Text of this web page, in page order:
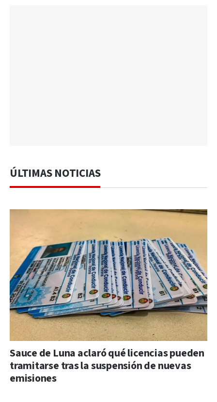
ÚLTIMAS NOTICIAS
Sauce de Luna aclaró qué licencias pueden
tramitarse tras la suspensión de nuevas
emisiones